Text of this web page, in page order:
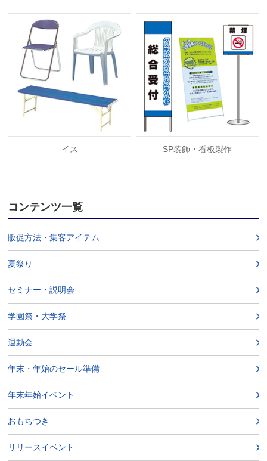
イス SP装飾・看板製作
コンテンツ一覧
販促方法・集客アイテム
夏祭り
セミナー・説明会
学園祭・大学祭
運動会
年末・年始のセール準備
年末年始イベント
おもちつき
リリースイベント